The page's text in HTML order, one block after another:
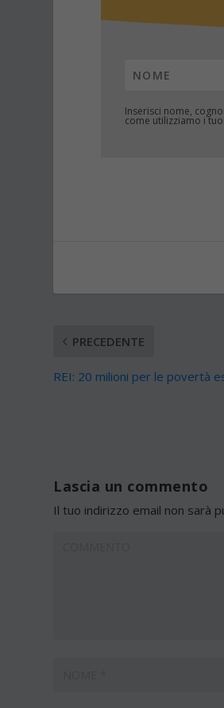
Inserisci nome,
come utilizziamo i
PRECEDENTE
REI: 20 milioni per le povertà
Lascia un commento
Il tuo indirizzo email non sarà